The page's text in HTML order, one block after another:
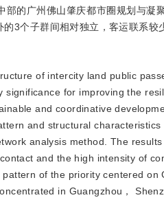
的广州佛山肇庆都市圈规划与凝
3个子群间相对独立，客运联系较
of intercity land public
for improving the
and coordinative
and structural
analysis method. The
and the high intensity of
of the priority centered on
in Guangzhou，